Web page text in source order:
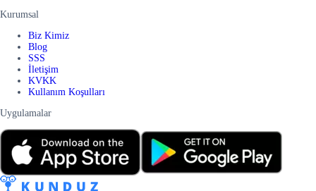
Kurumsal
Biz Kimiz
Blog
SSS
İletişim
KVKK
Kullanım Koşulları
Uygulamalar